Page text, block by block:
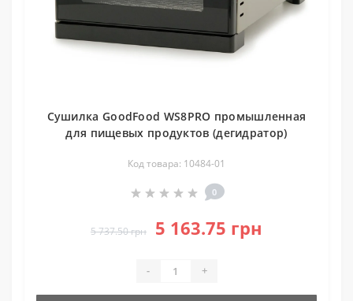
Сушилка GoodFood WS8PRO промышленная
для пищевых продуктов (дегидратор)
Код товара: 10484-01
0
5 737.50 грн 5 163.75 грн
- +